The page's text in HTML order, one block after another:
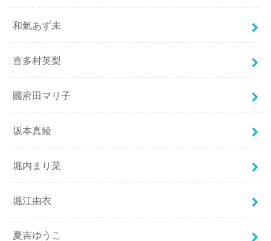
和氣あず未
喜多村英梨
國府田マリ子
坂本真綾
堀内まり菜
堀江由衣
夏吉ゆうこ